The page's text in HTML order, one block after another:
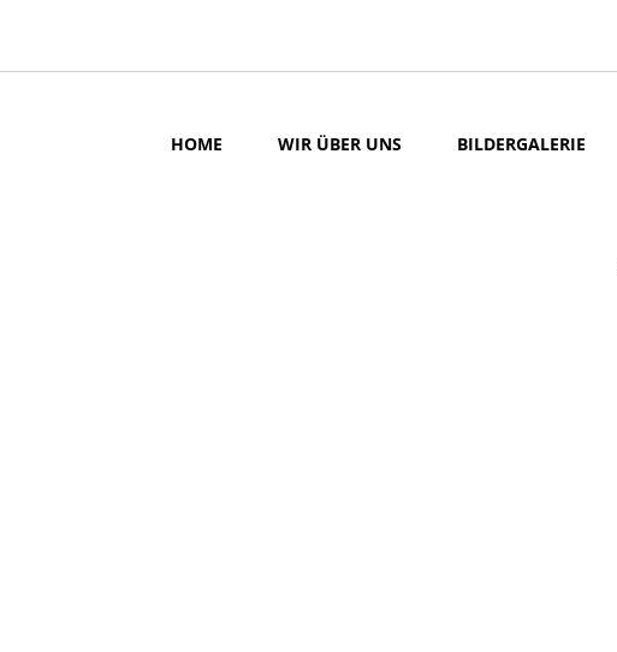
HOME WIR ÜBER UNS BILDERGALERIE